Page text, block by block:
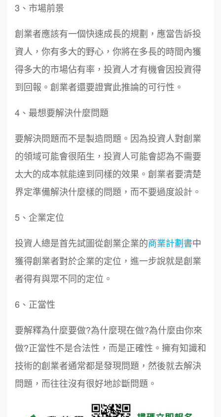
3、市場前景
創業者應該有一個快速成長的規劃，應當告訴投
資人，你有多大的野心，你將在多長的時間內獲
得多大的市場佔有率，投資人才有機會因投資得
到回報。創業者還要證實此推論的可行性。
4、最想要解決什麼問題
要解決問題而不是製造問題。因為投資人對創業
的領域可能會很陌生，投資人可能會認為不需要
太大的成本就能達到同樣的效果。創業者要清楚
界定準備解決什麼樣的問題，而不要過度設計。
5、企業定位
投資人總是首先試圖從創業企業的商業計劃書中
獲得創業者對於企業的定位，進一步說就是創業
者得有與眾不同的定位。
6、正當性
要解釋為什麼要做?為什麼現在做?為什麼由你來
做?正當性不是合法性，而是正確性。擁有知識和
技術的創業者通常都是發現問題，然後就去解決
問題，而往往沒有很好地診斷問題。